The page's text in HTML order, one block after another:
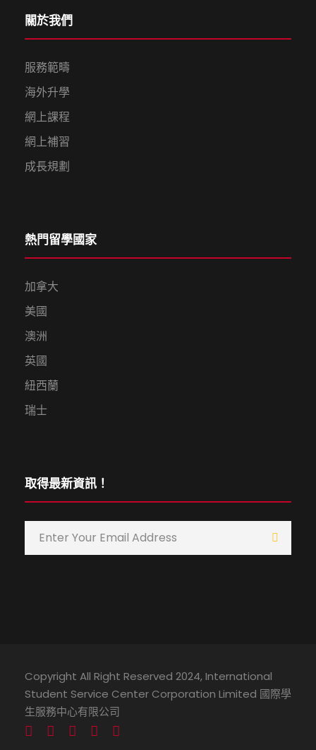
關於我們
服務範疇
海外升學
網上課程
網上補習
成長規劃
熱門留學國家
加拿大
美國
澳洲
英國
紐西蘭
瑞士
取得最新資訊！
Copyright All Right Reserved 2024, International
Student Service Center Corporation Limited 國際學
生服務中心有限公司